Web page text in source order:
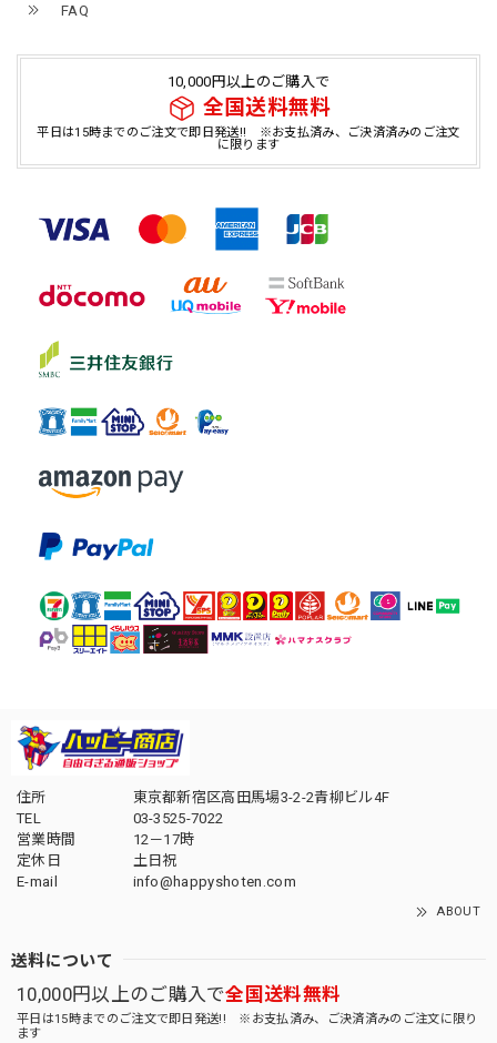
FAQ
10,000円以上のご購入で
全国送料無料
平日は15時までのご注文で即日発送!! ※お支払済み、ご決済済みのご注文
に限ります
住所
東京都新宿区高田馬場3-2-2青柳ビル4F
TEL
03-3525-7022
営業時間
12－17時
定休日
土日祝
E-mail
info@happyshoten.com
ABOUT
送料について
10,000円以上のご購入で全国送料無料
平日は15時までのご注文で即日発送!! ※お支払済み、ご決済済みのご注文に限り
ます